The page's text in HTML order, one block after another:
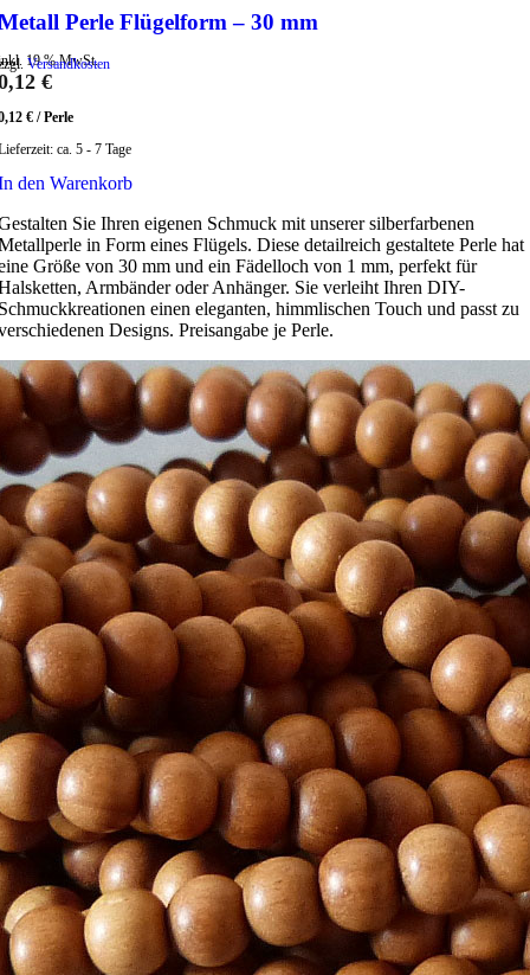
Perle Flügelform – 30 mm
19 % MwSt.
Versandkosten
€
€ /Perle
ca. 5 - 7 Tage
den Warenkorb
Sie Ihren eigenen Schmuck mit unserer silberfarbenen
in Form eines Flügels. Diese detailreich gestaltete Perle hat
Größe von 30 mm und ein Fädelloch von 1 mm, perfekt für
Armbänder oder Anhänger. Sie verleiht Ihren DIY-
einen eleganten, himmlischen Touch und passt zu
Designs. Preisangabe je Perle.